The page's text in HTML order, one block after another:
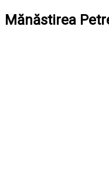
Mănăstirea